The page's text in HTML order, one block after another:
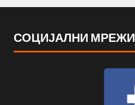
СОЦИЈАЛНИ МРЕЖИ